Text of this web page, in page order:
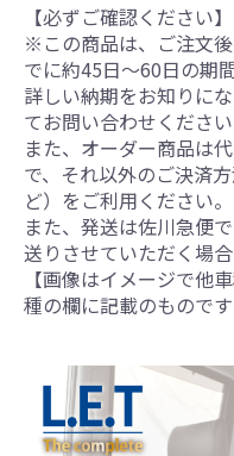
【必ずご確認ください】
※この商品は、ご注文
でに約45日～60日の期
詳しい納期をお知りに
てお問い合わせください
また、オーダー商品は
で、それ以外のご決済
ど）をご利用ください。
また、発送は佐川急便
送りさせていただく場合
【画像はイメージで他
種の欄に記載のものです